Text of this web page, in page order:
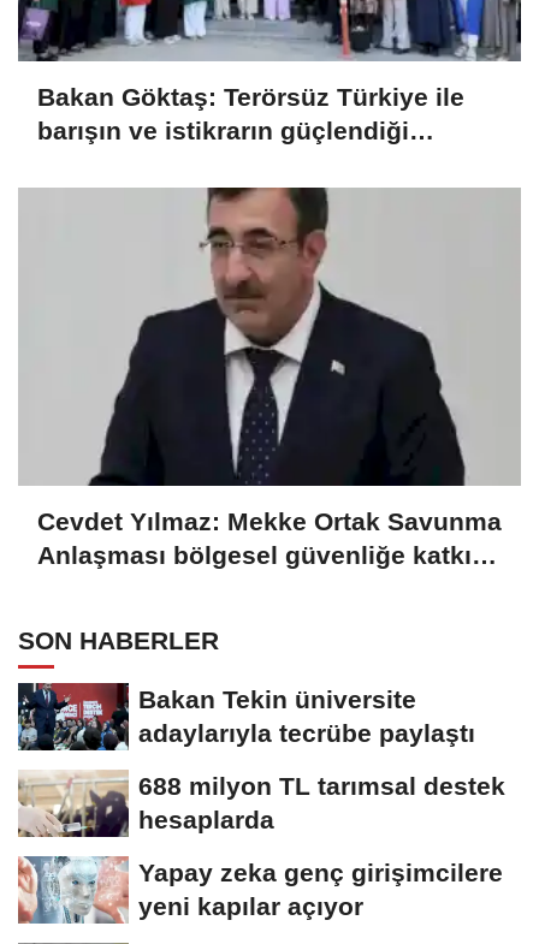
Bakan Göktaş: Terörsüz Türkiye ile
barışın ve istikrarın güçlendiği
Cevdet Yılmaz: Mekke Ortak Savunma
Anlaşması bölgesel güvenliğe katkı
SON HABERLER
Bakan Tekin üniversite
adaylarıyla tecrübe paylaştı
688 milyon TL tarımsal destek
hesaplarda
Yapay zeka genç girişimcilere
yeni kapılar açıyor